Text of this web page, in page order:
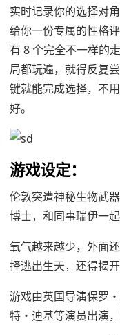
实时记录你的选择对
给你一份专属的性格
有 8 个完全不一样的
局都玩遍，就得反复
键就能完成选择，不
好。
游戏设定：
伦敦突遭神秘生物武
博士，和同事瑞伊一
氧气越来越少，外面
择逃出生天，还得揭
游戏由英国导演保罗
特・迪基等演员出演